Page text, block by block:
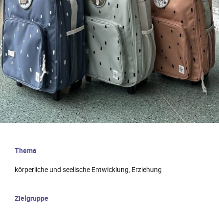
Thema
körperliche und seelische Entwicklung, Erziehung
Zielgruppe